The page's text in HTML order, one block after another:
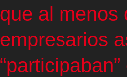
que al menos
empresarios